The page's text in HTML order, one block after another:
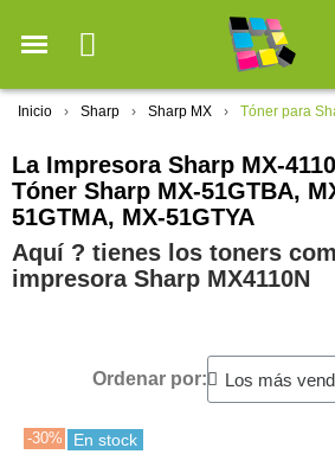
Inicio Sharp Sharp MX Tóner para
La Impresora Sharp MX-
Tóner Sharp MX-51GTBA,
51GTMA, MX-51GTYA
Aquí ? tienes los toners
impresora Sharp MX4110N
Ordenar por:
-30% En stock